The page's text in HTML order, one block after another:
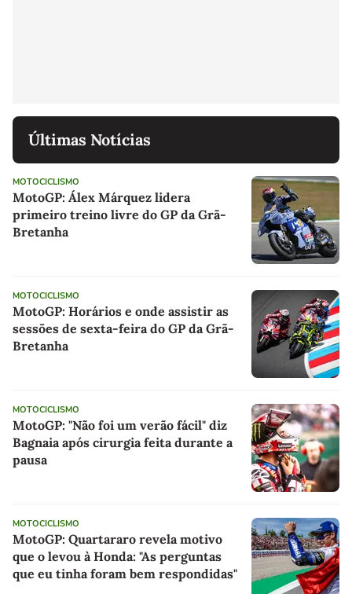
Últimas Notícias
MOTOCICLISMO
MotoGP: Álex Márquez lidera
primeiro treino livre do GP da Grã-
Bretanha
MOTOCICLISMO
MotoGP: Horários e onde assistir as
sessões de sexta-feira do GP da Grã-
Bretanha
MOTOCICLISMO
MotoGP: "Não foi um verão fácil" diz
Bagnaia após cirurgia feita durante a
pausa
MOTOCICLISMO
MotoGP: Quartararo revela motivo
que o levou à Honda: "As perguntas
que eu tinha foram bem respondidas"